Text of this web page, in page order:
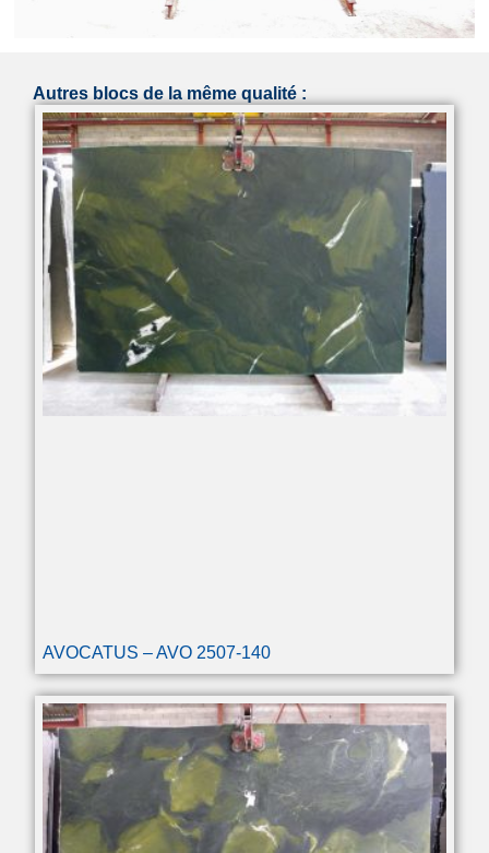
Autres blocs de la même qualité :
AVOCATUS – AVO 2507-140